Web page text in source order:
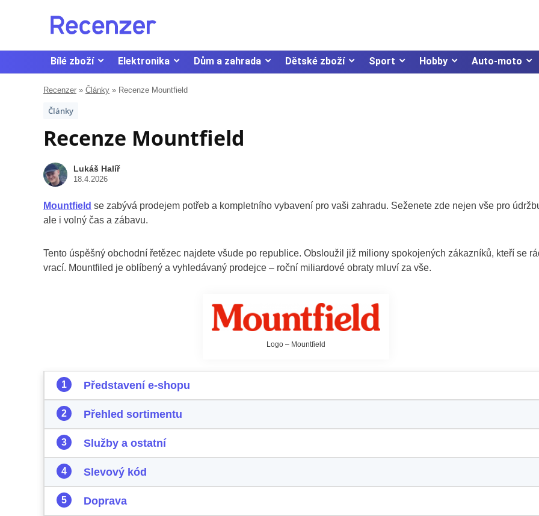
Bílé zboží Elektronika Dům a zahrada Dětské zboží Sport Hobby Auto-moto
Recenzer » Články » Recenze Mountfield
Články
Recenze Mountfield
Lukáš Halíř
18.4.2026
Mountfield se zabývá prodejem potřeb a kompletního vybavení pro vaši zahradu. Seženete zde nejen vše pro
ale i volný čas a zábavu.
Tento úspěšný obchodní řetězec najdete všude po republice. Obsloužil již miliony spokojených zákazníků, kteří se
vrací. Mountfiled je oblíbený a vyhledávaný prodejce – roční miliardové obraty mluví za vše.
Logo – Mountfield
Představení e-shopu
Přehled sortimentu
Služby a ostatní
Slevový kód
Doprava